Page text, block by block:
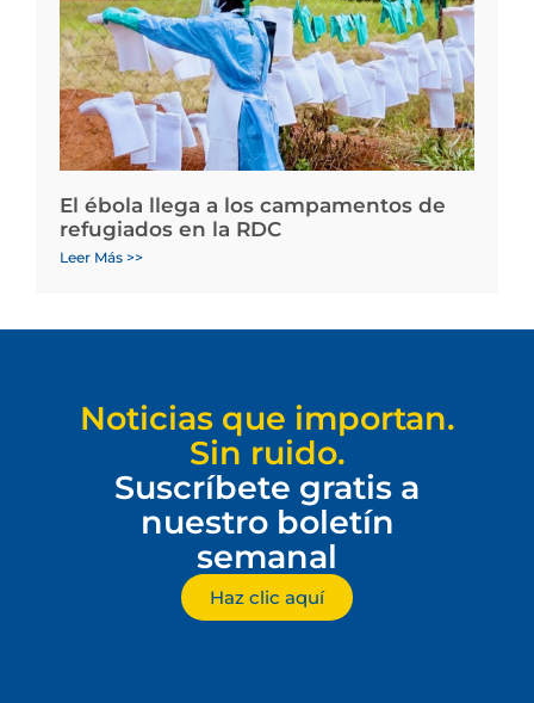
El ébola llega a los campamentos de
refugiados en la RDC
Leer Más >>
Noticias que importan.
Sin ruido.
Suscríbete gratis a
nuestro boletín
semanal
Haz clic aquí